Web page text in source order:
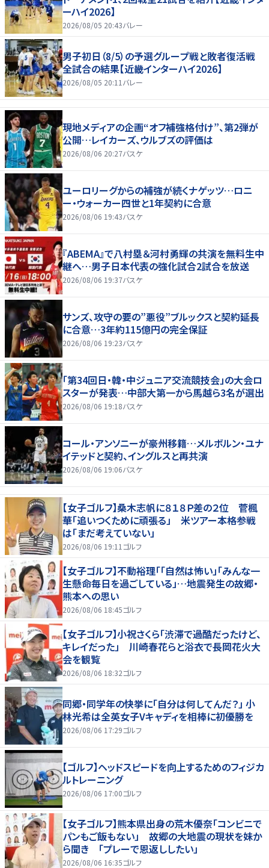
ーハイ2026】
2026/08/05 20:43バレー
男子初日（8/5）の予選グループ戦と敗者復活戦
全試合の結果【近畿インターハイ2026】
2026/08/05 20:11 バレー
現地メディアの企画“オフ補強格付け”、第2弾が
公開…レイカーズ、ウルブズの評価は
2026/08/06 20:27バスケ
ユーロリーグからの補強が続くナゲッツ…ロニ
ー・ウォーカー四世と1年契約に合意
2026/08/06 19:43バスケ
『ABEMA』で八村塁＆河村勇輝の共演を無料生中
継へ…男子日本代表の強化試合2試合を放送
2026/08/06 19:37バスケ
サンズ、攻守の要の”悪役”ブルックスと契約延長
に合意…3年約115億円の完全保証
2026/08/06 19:23バスケ
「第34回日・韓・中ジュニア交流競技会」の大会ロ
スターが発表…中部大第一から馬越ら3名が選出
2026/08/06 19:18バスケ
コール・アンソニーが豪州移籍…メルボルン・ユナ
イテッドと契約、イングルスと再共演
2026/08/06 19:06バスケ
【女子ゴルフ】桑木志帆に８１８Ｐ差の２位 菅楓
華「追いつくために頑張る」 米ツアー本格参戦
は「まだ考えていない」
2026/08/06 19:11 ゴルフ
【女子ゴルフ】不動裕理「「自然は怖い」「みんな一
生懸命毎日を過ごしている」…地震発生の故郷・
熊本への思い
2026/08/06 18:45ゴルフ
【女子ゴルフ】小祝さくら「渋滞で過酷だったけど、
キレイだった」 川崎春花らと浴衣で長岡花火大
会を観覧
2026/08/06 18:32ゴルフ
同郷・同学年の快挙に「自分は何してんだ？」 小
林光希は全英女子Vキャディを相棒に初優勝を
2026/08/06 17:29ゴルフ
【ゴルフ】ヘッドスピードを向上するためのフィジカ
ルトレーニング
2026/08/06 17:00ゴルフ
【女子ゴルフ】熊本県出身の荒木優奈「コンビニで
パンもご飯もない」 故郷の大地震の現状を妹か
ら聞き 「プレーで恩返ししたい」
2026/08/06 16:35ゴルフ